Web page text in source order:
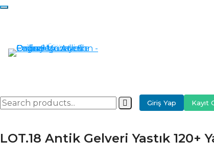
Giriş Yap Kayıt
LOT.18 Antik Gelveri Yastık 120+